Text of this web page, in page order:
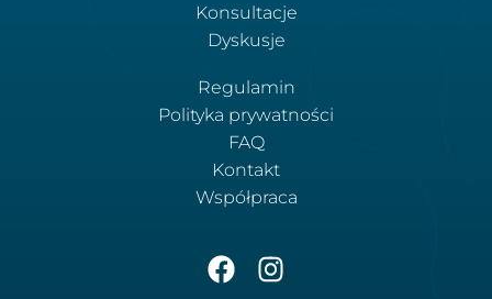
Konsultacje
Dyskusje
Regulamin
Polityka prywatności
FAQ
Kontakt
Współpraca